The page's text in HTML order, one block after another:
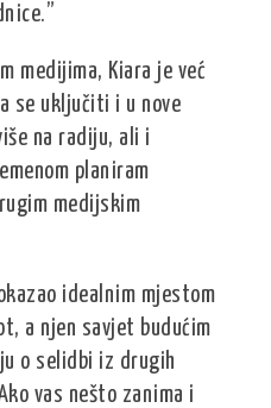
medijima, Kiara je već
se uključiti i u nove
na radiju, ali i
planiram
medijskim
idealnim mjestom
a njen savjet budućim
o selidbi iz drugih
vas nešto zanima i